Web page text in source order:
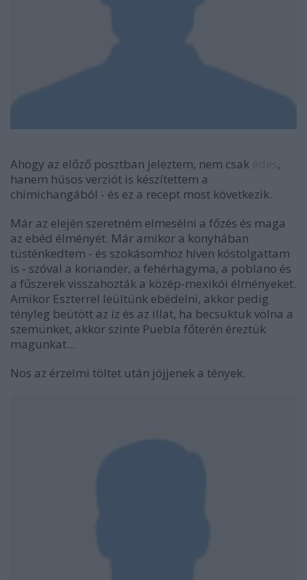
Ahogy az előző posztban jeleztem, nem csak
,
hanem húsos verziót is készítettem a
chimichangából - és ez a recept most következik.
Már az elején szeretném elmesélni a főzés és maga
az ebéd élményét. Már amikor a konyhában
tüsténkedtem - és szokásomhoz híven kóstolgattam
is - szóval a koriander, a fehérhagyma, a poblano és
a fűszerek visszahozták a közép-mexikói élményeket.
Amikor Eszterrel leültünk ebédelni, akkor pedig
tényleg beütött az íz és az illat, ha becsuktuk volna a
szemünket, akkor szinte Puebla főterén éreztük
magunkat...
Nos az érzelmi töltet után jöjjenek a tények.